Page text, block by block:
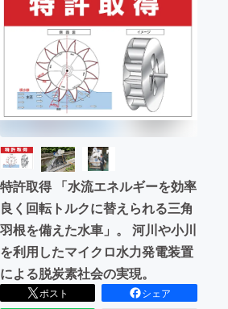
アート・写真
テクノロジー・ガジェット
映像・映画
ビジネス・起業
まちづくり・地域活性化
CAMPFIRE for Social Good
CAMPFIREふるさと納税machi-ya
特許取得 「水流エネルギーを効率
良く回転トルクに替えられる三角
羽根を備えた水車」。 河川や小川
を利用したマイクロ水力発電装置
による脱炭素社会の実現。
ポスト
シェア